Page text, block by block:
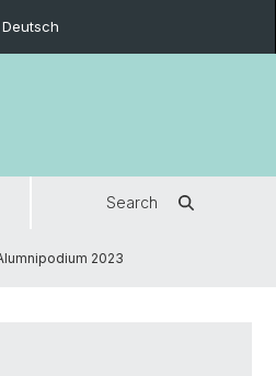
Deutsch
Search
2023